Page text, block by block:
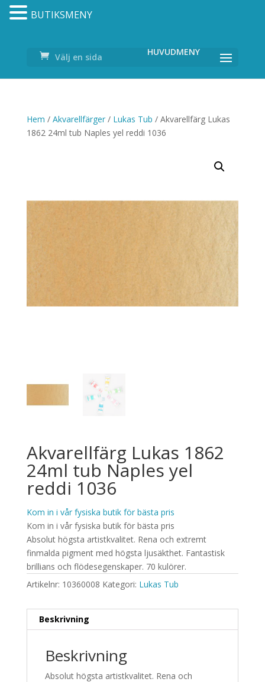
Välj en sida
Hem / Akvarellfärger/ Lukas Tub / Akvarellfärg Lukas
1862 24ml tub Naples yel reddi 1036
Akvarellfärg Lukas 1862
24ml tub Naples yel
reddi 1036
Kom in i vår fysiska butik för bästa pris
Kom in i vår fysiska butik för bästa pris
Absolut högsta artistkvalitet. Rena och extremt
finmalda pigment med högsta ljusäkthet. Fantastisk
brillians och flödesegenskaper. 70 kulörer.
Artikelnr: 10360008 Kategori: Lukas Tub
Beskrivning
Beskrivning
Absolut högsta artistkvalitet. Rena och
BUTIKSMENY